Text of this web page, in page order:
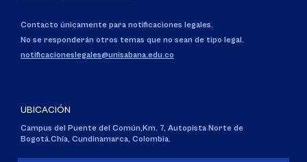
Contacto únicamente para notificaciones legales.
No se responderán otros temas que no sean de tipo legal.
notificacioneslegales@unisabana.edu.co
UBICACIÓN
Campus del Puente del Común,Km. 7, Autopista Norte de
Bogotá.Chía, Cundinamarca, Colombia.